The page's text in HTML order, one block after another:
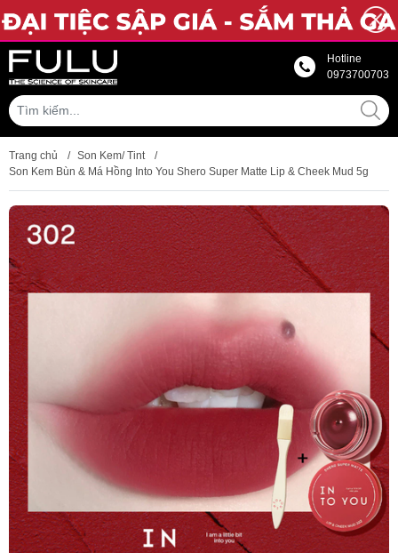
Hotline
0973700703
Trang chủ / Son Kem/ Tint
/
Son Kem Bùn & Má Hồng Into You Shero Super Matte Lip & Cheek Mud 5g